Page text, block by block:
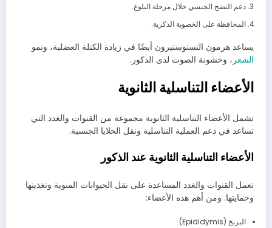
دعم النضج الجنسي خلال مرحلة البلوغ.
المحافظة على الخصوبة الذكرية.
يساعد هرمون التستوستيرون أيضًا في زيادة الكتلة العضلية، ونمو
الشعر ، وخشونة الصوت لدى الذكور.
الأعضاء التناسلية الثانوية
تشمل الأعضاء التناسلية الثانوية مجموعة من القنوات والغدد التي
تساعد في دعم العملية التناسلية ونقل الخلايا الجنسية.
الأعضاء التناسلية الثانوية عند الذكور
تعمل القنوات والغدد المساعدة على نقل الحيوانات المنوية وتغذيتها
وحمايتها. ومن أهم هذه الأعضاء:
البربخ (Epididymis).